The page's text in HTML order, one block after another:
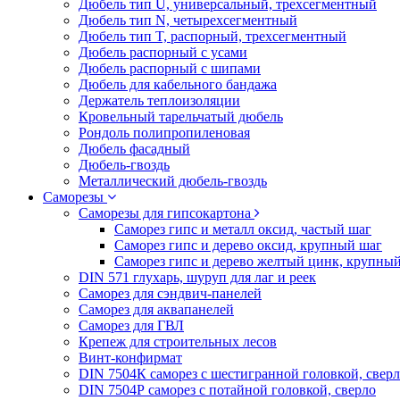
Дюбель тип U, универсальный, трехсегментный
Дюбель тип N, четырехсегментный
Дюбель тип T, распорный, трехсегментный
Дюбель распорный с усами
Дюбель распорный с шипами
Дюбель для кабельного бандажа
Держатель теплоизоляции
Кровельный тарельчатый дюбель
Рондоль полипропиленовая
Дюбель фасадный
Дюбель-гвоздь
Металлический дюбель-гвоздь
Саморезы
Саморезы для гипсокартона
Саморез гипс и металл оксид, частый шаг
Саморез гипс и дерево оксид, крупный шаг
Саморез гипс и дерево желтый цинк,
DIN 571 глухарь, шуруп для лаг и реек
Саморез для сэндвич-панелей
Саморез для аквапанелей
Саморез для ГВЛ
Крепеж для строительных лесов
Винт-конфирмат
DIN 7504К саморез с шестигранной головкой,
DIN 7504Р саморез с потайной головкой, сверло